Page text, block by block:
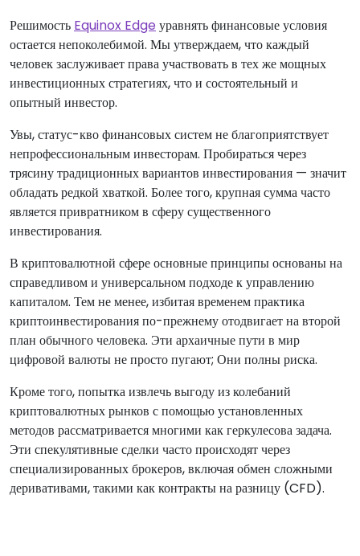
Решимость Equinox Edgeуравнять финансовые условия
остается непоколебимой. Мы утверждаем, что каждый
человек заслуживает права участвовать в тех же мощных
инвестиционных стратегиях, что и состоятельный и
опытный инвестор.
Увы, статус-кво финансовых систем не благоприятствует
непрофессиональным инвесторам. Пробираться через
трясину традиционных вариантов инвестирования — значит
обладать редкой хваткой. Более того, крупная сумма часто
является привратником в сферу существенного
инвестирования.
В криптовалютной сфере основные принципы основаны на
справедливом и универсальном подходе к управлению
капиталом. Тем не менее, избитая временем практика
криптоинвестирования по-прежнему отодвигает на второй
план обычного человека. Эти архаичные пути в мир
цифровой валюты не просто пугают; Они полны риска.
Кроме того, попытка извлечь выгоду из колебаний
криптовалютных рынков с помощью установленных
методов рассматривается многими как геркулесова задача.
Эти спекулятивные сделки часто происходят через
специализированных брокеров, включая обмен сложными
деривативами, такими как контракты на разницу (CFD).